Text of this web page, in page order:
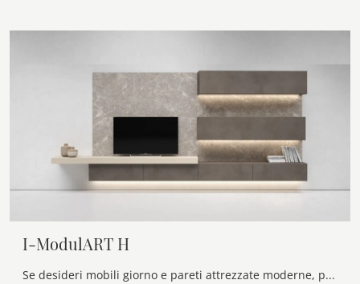
I-ModulART H
Se desideri mobili giorno e pareti attrezzate moderne, prediligi il modello I-ModulART H di Presotto: clicca e ottieni informazioni!